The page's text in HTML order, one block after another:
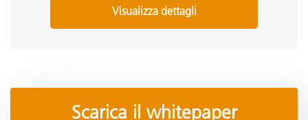
Visualizza dettagli
Scarica il whitepaper